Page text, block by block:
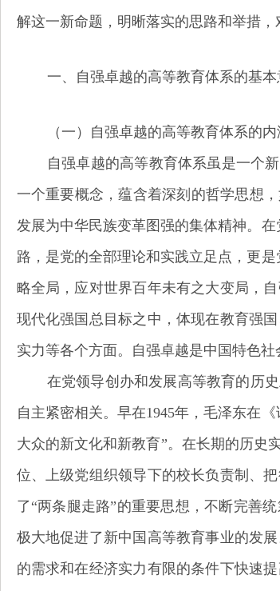
解这一新命题，明晰落实的思路和举措
一、自强卓越的高等教育体系的基本
（一）自强卓越的高等教育体系的内
自强卓越的高等教育体系虽是一个
一个重要概念，蕴含着深刻的哲学思想
发展为中华民族变革图强的集体精神。
路，是党的全部理论和实践立足点，更
略全局，应对世界百年未有之大变局，
现代化强国总目标之中，体现在教育强
实力等各个方面。自强卓越是中国特色
在党领导创办和发展高等教育的历
自主紧密相关。早在1945年，毛泽东在
大众的新文化和新教育”。在长期的历史
位、上级党组织领导下的校长负责制、
了“两条腿走路”的重要思想，不断完善
极大地促进了新中国高等教育事业的发
的需求和在经济实力有限的条件下快速